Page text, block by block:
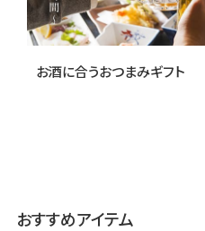
お酒に合うおつまみギフト
おすすめアイテム